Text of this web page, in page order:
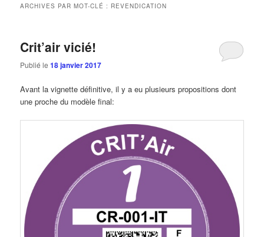
ARCHIVES PAR MOT-CLÉ : REVENDICATION
Crit’air vicié!
Publié le18 janvier 2017
Avant la vignette définitive, il y a eu plusieurs propositions dont
une proche du modèle final: